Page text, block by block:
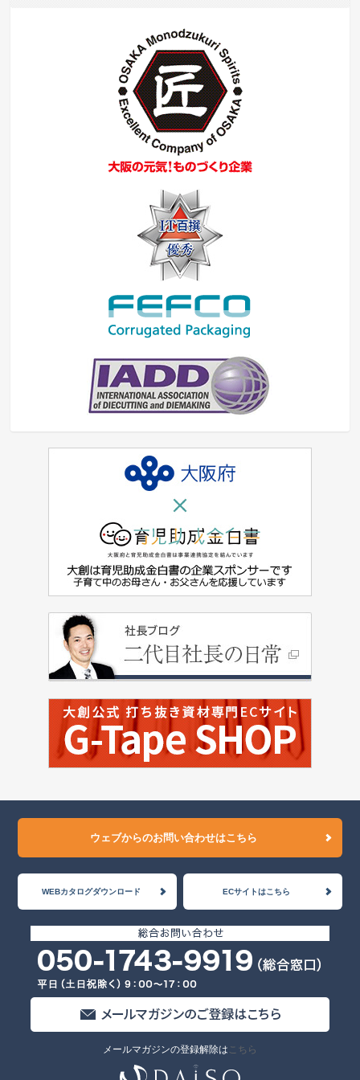
ウェブからのお問い合わせはこちら
WEBカタログダウンロード ECサイトはこちら
メールマガジンの登録解除は こちら